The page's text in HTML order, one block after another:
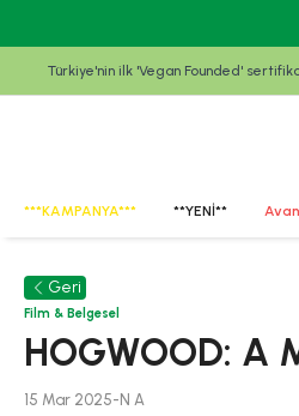
Türkiye'nin ilk 'Vegan Founded'
***KAMPANYA*** **YENİ**
Geri
Film & Belgesel
HOGWOOD: A
15 Mar 2025- N A